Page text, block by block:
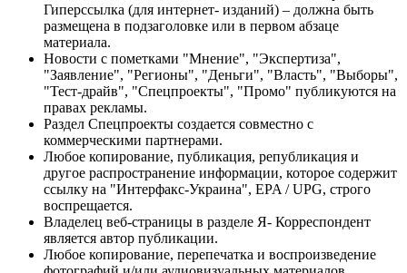
Гиперссылка (для интернет- изданий) – должна быть
размещена в подзаголовке или в первом абзаце
материала.
Новости с пометками "Мнение", "Экспертиза",
"Заявление", "Регионы", "Деньги", "Власть", "Выборы",
"Тест-драйв", "Спецпроекты", "Промо" публикуются на
правах рекламы.
Раздел Спецпроекты создается совместно с
коммерческими партнерами.
Любое копирование, публикация, републикация и
другое распространение информации, которое содержит
ссылку на "Интерфакс-Украина", EPA / UPG, строго
воспрещается.
Владелец веб-страницы в разделе Я- Корреспондент
является автор публикации.
Любое копирование, перепечатка и воспроизведение